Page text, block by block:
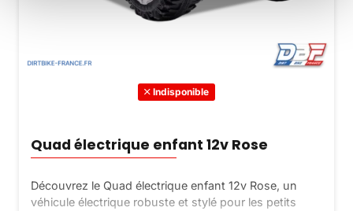
Indisponible
Quad électrique enfant 12v Rose
Découvrez le Quad électrique enfant 12v Rose, un
véhicule électrique robuste et stylé pour les petits